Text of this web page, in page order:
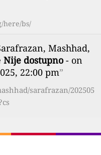
here/bs/
Mashhad,
Nije dostupno- on
22:00 pm”
sarafrazan/202505